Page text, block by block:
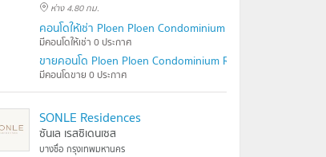
ห่าง 4.80 กม.
คอนโดให้เช่า Ploen Ploen Condominium Rama 5 - Maha
มีคอนโดให้เช่า 0 ประกาศ
ขายคอนโด Ploen Ploen Condominium Rama 5 - Maha
มีคอนโดขาย 0 ประกาศ
SONLE Residences
ซันเล เรสซิเดนเซส
บางซื่อ กรุงเทพมหานคร